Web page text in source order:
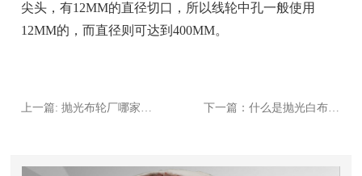
尖头，有12MM的直径切口，所以线轮中孔一般使用
12MM的，而直径则可达到400MM。